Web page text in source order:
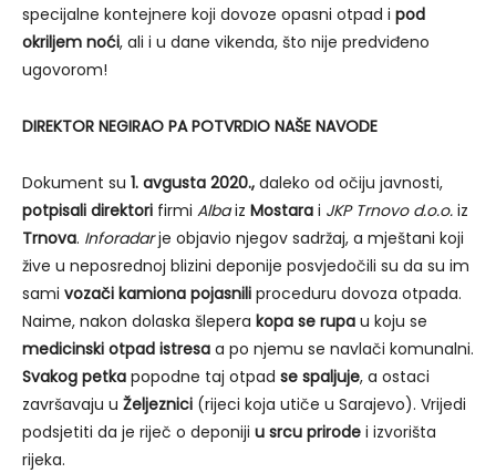
specijalne kontejnere koji dovoze opasni otpad i pod
okriljem noći, ali i u dane vikenda, što nije predviđeno
ugovorom!
DIREKTOR NEGIRAO PA POTVRDIO NAŠE NAVODE
Dokument su 1. avgusta 2020., daleko od očiju javnosti,
potpisali direktori firmi Albaiz Mostara i JKP Trnovo d.o.o. iz
Trnova. Inforadarje objavio njegov sadržaj, a mještani koji
žive u neposrednoj blizini deponije posvjedočili su da su im
sami vozači kamiona pojasnili proceduru dovoza otpada.
Naime, nakon dolaska šlepera kopa se rupa u koju se
medicinski otpad istresa a po njemu se navlači komunalni.
Svakog petka popodne taj otpad se spaljuje, a ostaci
završavaju u Željeznici (rijeci koja utiče u Sarajevo). Vrijedi
podsjetiti da je riječ o deponiji u srcu prirode i izvorišta
rijeka.